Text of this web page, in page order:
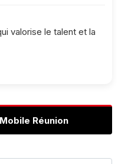
valorise le talent et la
Réunion